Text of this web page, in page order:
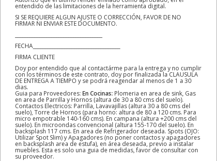
entendido de las limitaciones de la herramienta digital.
SI SE REQUIERE ALGUN AJUSTE O CORRECCIÓN, FAVOR DE NO
FIRMAR NI ENVIAR ESTE DOCUMENTO.
FECHA____________________________________
FIRMA CLIENTE
Doy por entendido que al contactárme para la entrega y no cumplir
con los términos de este contrato, doy por finalizada la CLAUSULA
DE ENTREGA A TIEMPO y se podrá reagendar al menos de 1 a 30
dias.
Guia para Proveedores: En Cocinas: Plomeria en area de sink, Gas
en area de Parrilla y Hornos (altura de 30 a 80 cms del suelo).
Contactos Electricos: Parrilla, Lavavajillas (altura 30 a 80 cms del
suelo), Torre de Hornos (para horno: altura de 80 a 120 cms. Para
micro empotrable 140-160 cms). En campana (altura +200 cms del
suelo). En microondas convencional (altura 155-170 del suelo). En
backsplash 117 cms. En area de Refrigerador deseada. Spots (OJO:
Utilizar Spot Slim) y Apagadores (no poner contactos y apagadores
en backsplash area de estufa), en área deseada, previo a instalar
muebles. Esta es solo una guia de medidas, favor de consultar con
su proveedor.